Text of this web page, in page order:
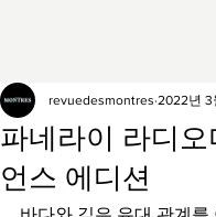
파네라이 라디
언스 에디션
revuedesmontres 2022년 3